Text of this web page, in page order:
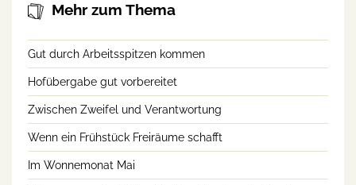
Mehr zum Thema
Gut durch Arbeitsspitzen kommen
Hofübergabe gut vorbereitet
Zwischen Zweifel und Verantwortung
Wenn ein Frühstück Freiräume schafft
Im Wonnemonat Mai